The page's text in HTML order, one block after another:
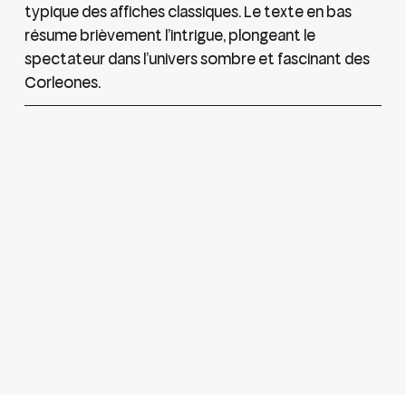
typique des affiches classiques. Le texte en bas
résume brièvement l’intrigue, plongeant le
spectateur dans l’univers sombre et fascinant des
Corleones.